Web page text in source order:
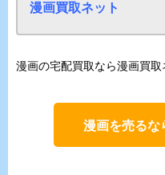
漫画買取ネット
漫画の宅配買取なら漫画買取
漫画を売るな